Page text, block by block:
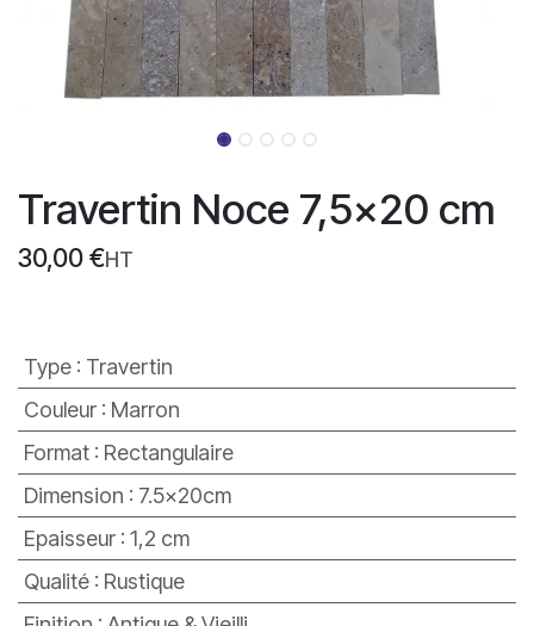
Travertin Noce 7,5x20 cm
30,00 €HT
Type: Travertin
Couleur: Marron
Format: Rectangulaire
Dimension : 7.5x20cm
Epaisseur: 1,2 cm
Qualité: Rustique